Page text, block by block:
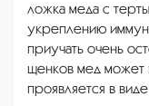
ложка меда с
укреплению
приучать очень
щенков мед может
проявляется в